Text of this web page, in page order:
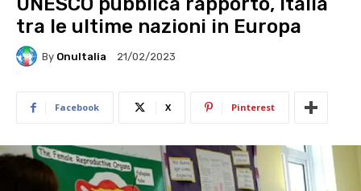
tra le ultime nazioni in Europa
By OnuItalia 21/02/2023
Facebook X Pinterest